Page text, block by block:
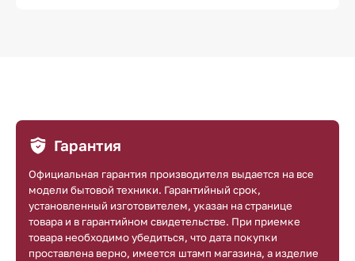
Гарантия
Официальная гарантия производителя выдается на все
модели бытовой техники. Гарантийный срок,
установленный изготовителем, указан на странице
товара и в гарантийном свидетельстве. При приемке
товара необходимо убедиться, что дата покупки
проставлена верно, имеется штамп магазина, а изделие